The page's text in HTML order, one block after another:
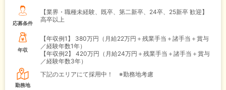
応募条件
【業界・職種未経験、既卒、第二新卒、24卒、25新卒 歓迎】
高卒以上
年収
【年収例1】
380万円（月給22万円＋残業手当＋諸手当＋賞与
／経験年数1年）
【年収例2】
420万円（月給24万円＋残業手当＋諸手当＋賞与
／経験年数3年）
勤務地
下記のエリアにて採用中！ ※勤務地考慮